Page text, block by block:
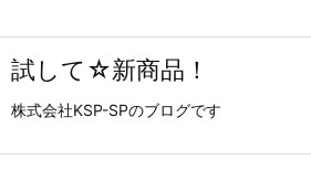
試して☆新商品！
株式会社KSP-SPのブログです